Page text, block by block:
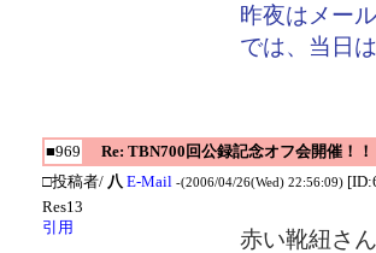
昨夜はメー
では、当日
■969 Re: TBN700回公録記念オフ会開催！！
□投稿者/ 八 E-Mail -(2006/04/26(Wed) 22:56:09)
Res13
引用
赤い靴紐さ